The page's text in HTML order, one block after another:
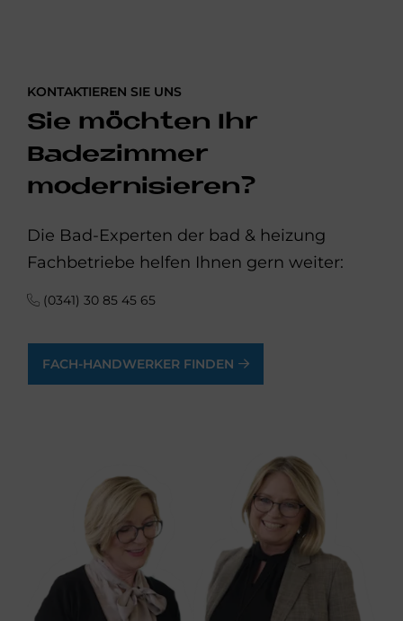
KONTAKTIEREN SIE UNS
Sie möchten Ihr
Badezimmer
modernisieren?
Die Bad-Experten der bad & heizung
Fachbetriebe helfen Ihnen gern weiter:
(0341) 30 85 45 65
FACH-HANDWERKER FINDEN